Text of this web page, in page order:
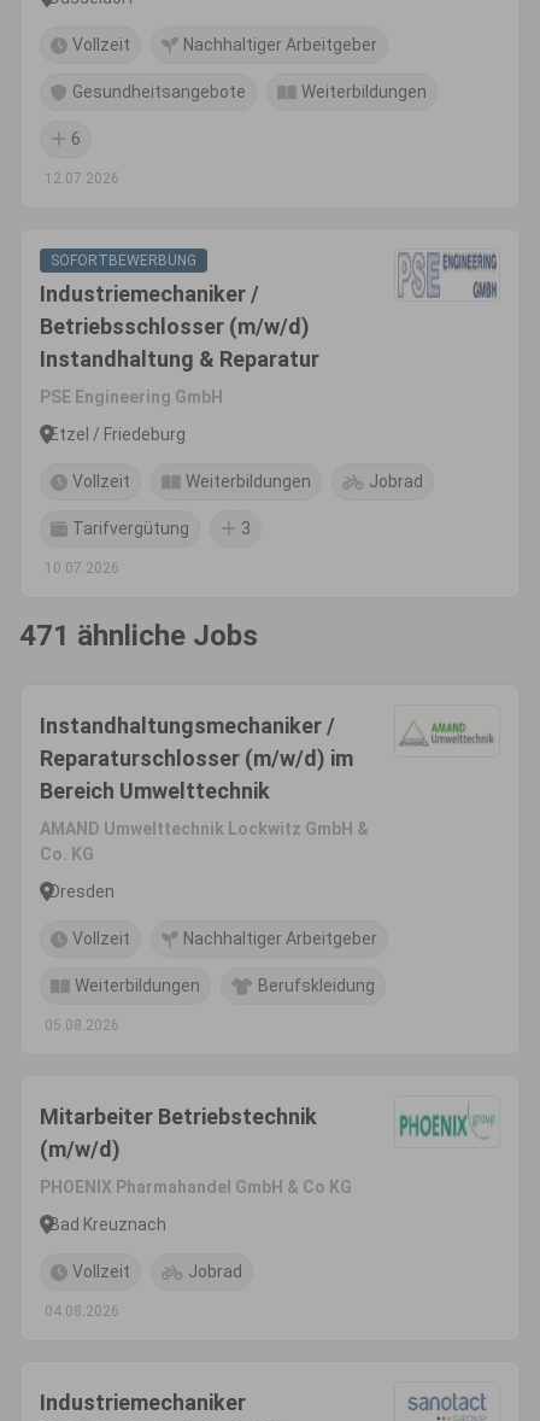
Vollzeit Nachhaltiger Arbeitgeber
Gesundheitsangebote Weiterbildungen
6
12.07.2026
SOFORTBEWERBUNG
Industriemechaniker /
Betriebsschlosser (m/w/d)
Instandhaltung & Reparatur
PSE Engineering GmbH
Etzel / Friedeburg
Vollzeit Weiterbildungen Jobrad
Tarifvergütung 3
10.07.2026
471 ähnliche Jobs
Instandhaltungsmechaniker /
Reparaturschlosser (m/w/d) im
Bereich Umwelttechnik
AMAND Umwelttechnik Lockwitz GmbH &
Co. KG
Dresden
Vollzeit Nachhaltiger Arbeitgeber
Weiterbildungen Berufskleidung
05.08.2026
Mitarbeiter Betriebstechnik
(m/w/d)
PHOENIX Pharmahandel GmbH & Co KG
Bad Kreuznach
Vollzeit Jobrad
04.08.2026
Industriemechaniker